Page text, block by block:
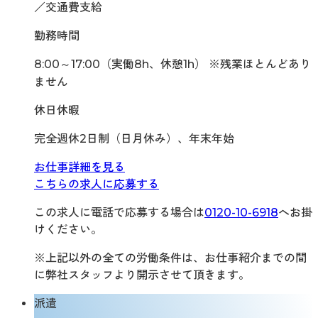
／交通費支給
勤務時間
8:00～17:00（実働8h、休憩1h） ※残業ほとんどあり
ません
休日休暇
完全週休2日制（日月休み）、年末年始
お仕事詳細を見る
こちらの求人に応募する
この求人に電話で応募する場合は0120-10-6918へお掛
けください。
※上記以外の全ての労働条件は、お仕事紹介までの間
に弊社スタッフより開示させて頂きます。
派遣